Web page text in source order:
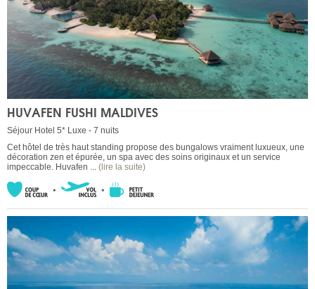
HUVAFEN FUSHI MALDIVES
Séjour Hotel 5* Luxe - 7 nuits
Cet hôtel de très haut standing propose des bungalows vraiment luxueux, une
décoration zen et épurée, un spa avec des soins originaux et un service
impeccable. Huvafen ... (lire la suite)